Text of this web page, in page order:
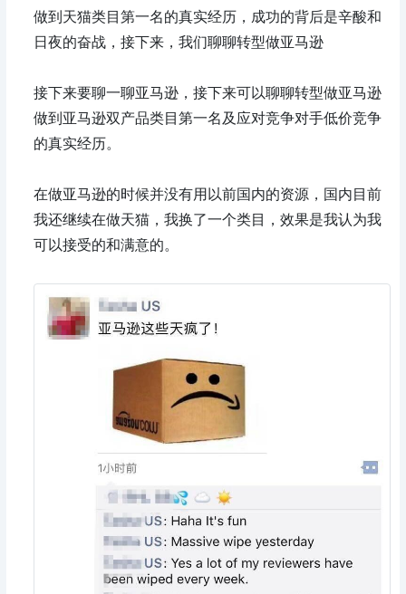
做到天猫类目第一名的真实经历，成功的背后是辛酸和
日夜的奋战，接下来，我们聊聊转型做亚马逊
接下来要聊一聊亚马逊，接下来可以聊聊转型做亚马逊
做到亚马逊双产品类目第一名及应对竞争对手低价竞争
的真实经历。
在做亚马逊的时候并没有用以前国内的资源，国内目前
我还继续在做天猫，我换了一个类目，效果是我认为我
可以接受的和满意的。